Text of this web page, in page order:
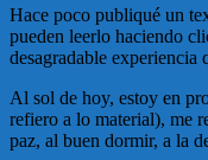
Hace poco publiqué un
pueden leerlo haciendo
desagradable experiencia
Al sol de hoy, estoy en
refiero a lo material), me
paz, al buen dormir, a la